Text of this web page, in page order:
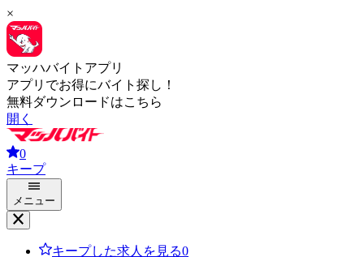
×
マッハバイトアプリ
アプリでお得にバイト探し！
無料ダウンロードはこちら
開く
0
キープ
メニュー
キープした求人を見る0